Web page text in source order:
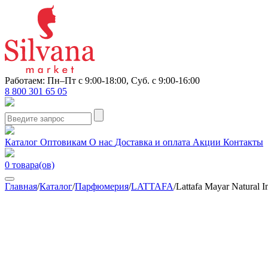
Работаем: Пн–Пт с 9:00-18:00, Суб. с 9:00-16:00
8 800 301 65 05
Каталог Оптовикам О нас Доставка и оплата Акции Контакты
0 товара(ов)
Главная/Каталог/Парфюмерия/LATTAFA/Lattafa Mayar Natural